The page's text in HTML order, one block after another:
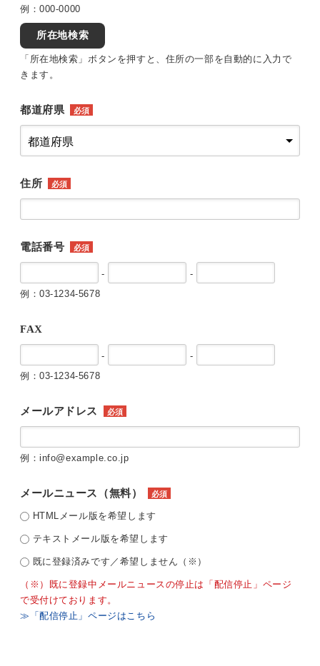
例：000-0000
所在地検索
「所在地検索」ボタンを押すと、住所の一部を自動的に入力で
きます。
都道府県 必須
住所 必須
電話番号 必須
-
-
例：03-1234-5678
FAX
-
-
例：03-1234-5678
メールアドレス 必須
例：info@example.co.jp
メールニュース（無料） 必須
HTMLメール版を希望します
テキストメール版を希望します
既に登録済みです／希望しません（※）
（※）既に登録中メールニュースの停止は「配信停止」ページ
で受付けております。
≫「配信停止」ページはこちら